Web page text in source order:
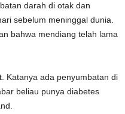
darah di otak dan
sebelum meninggal dunia.
bahwa mendiang telah lama
Katanya ada penyumbatan di
beliau punya diabetes